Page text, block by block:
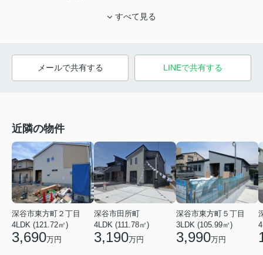
すべて見る
メールで共有する LINEで共有する
近隣の物件
深谷市東方町２丁目
4LDK (121.72㎡)
3,690万円
深谷市田所町
4LDK (111.78㎡)
3,190万円
深谷市東方町５丁目
3LDK (105.99㎡)
3,990万円